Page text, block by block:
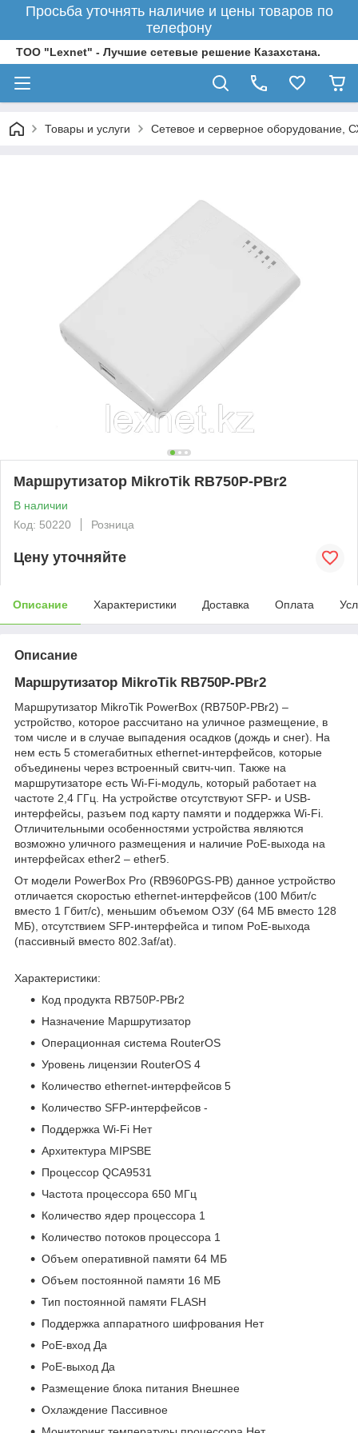
Просьба уточнять наличие и цены товаров по
телефону
ТОО "Lexnet" - Лучшие сетевые решение Казахстана.
Товары и услуги Сетевое и серверное оборудование,
Маршрутизатор MikroTik RB750P-PBr2
В наличии
Код: 50220
Розница
Цену уточняйте
Описание Характеристики Доставка Оплата
Описание
Маршрутизатор MikroTik RB750P-PBr2
Маршрутизатор MikroTik PowerBox (RB750P-PBr2) –
устройство, которое рассчитано на уличное размещение, в
том числе и в случае выпадения осадков (дождь и снег). На
нем есть 5 стомегабитных ethernet-интерфейсов, которые
объединены через встроенный свитч-чип. Также на
маршрутизаторе есть Wi-Fi-модуль, который работает на
частоте 2,4 ГГц. На устройстве отсутствуют SFP- и USB-
интерфейсы, разъем под карту памяти и поддержка Wi-Fi.
Отличительными особенностями устройства являются
возможно уличного размещения и наличие PoE-выхода на
интерфейсах ether2 – ether5.
От модели PowerBox Pro (RB960PGS-PB) данное устройство
отличается скоростью ethernet-интерфейсов (100 Мбит/с
вместо 1 Гбит/с), меньшим объемом ОЗУ (64 МБ вместо 128
МБ), отсутствием SFP-интерфейса и типом PoE-выхода
(пассивный вместо 802.3af/at).
Характеристики:
Код продукта RB750P-PBr2
Назначение Маршрутизатор
Операционная система RouterOS
Уровень лицензии RouterOS 4
Количество ethernet-интерфейсов 5
Количество SFP-интерфейсов -
Поддержка Wi-Fi Нет
Архитектура MIPSBE
Процессор QCA9531
Частота процессора 650 МГц
Количество ядер процессора 1
Количество потоков процессора 1
Объем оперативной памяти 64 МБ
Объем постоянной памяти 16 МБ
Тип постоянной памяти FLASH
Поддержка аппаратного шифрования Нет
PoE-вход Да
PoE-выход Да
Размещение блока питания Внешнее
Охлаждение Пассивное